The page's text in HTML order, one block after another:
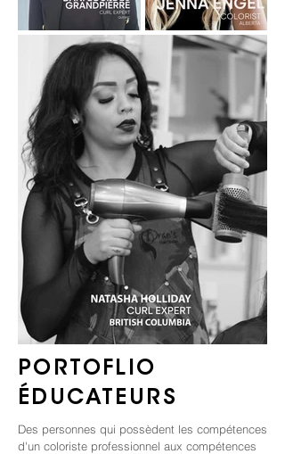
PORTOFLIO
ÉDUCATEURS
Des personnes qui possèdent les compétences
d'un coloriste professionnel aux compétences